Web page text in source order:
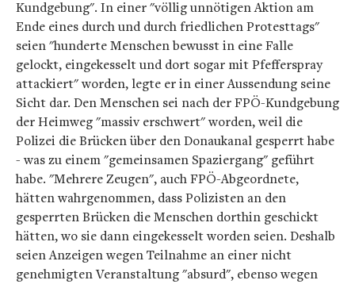
Kundgebung". In einer "völlig unnötigen Aktion am
Ende eines durch und durch friedlichen Protesttags"
seien "hunderte Menschen bewusst in eine Falle
gelockt, eingekesselt und dort sogar mit Pfefferspray
attackiert" worden, legte er in einer Aussendung seine
Sicht dar. Den Menschen sei nach der FPÖ-Kundgebung
der Heimweg "massiv erschwert" worden, weil die
Polizei die Brücken über den Donaukanal gesperrt habe
- was zu einem "gemeinsamen Spaziergang" geführt
habe. "Mehrere Zeugen", auch FPÖ-Abgeordnete,
hätten wahrgenommen, dass Polizisten an den
gesperrten Brücken die Menschen dorthin geschickt
hätten, wo sie dann eingekesselt worden seien. Deshalb
seien Anzeigen wegen Teilnahme an einer nicht
genehmigten Veranstaltung "absurd", ebenso wegen